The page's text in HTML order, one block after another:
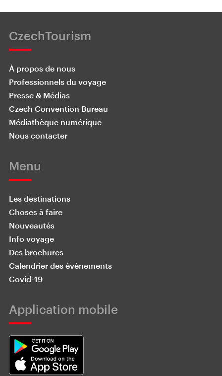
CzechTourism
À propos de nous
Professionnels du voyage
Presse & Médias
Czech Convention Bureau
Médiathèque numérique
Nous contacter
Menu
Les destinations
Choses à faire
Nouveautés
Info voyage
Des brochures
Calendrier des événements
Covid-19
Application mobile